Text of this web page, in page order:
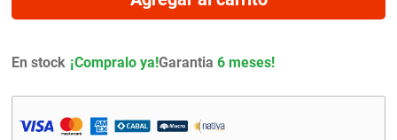
En stock Garantia 6 meses!